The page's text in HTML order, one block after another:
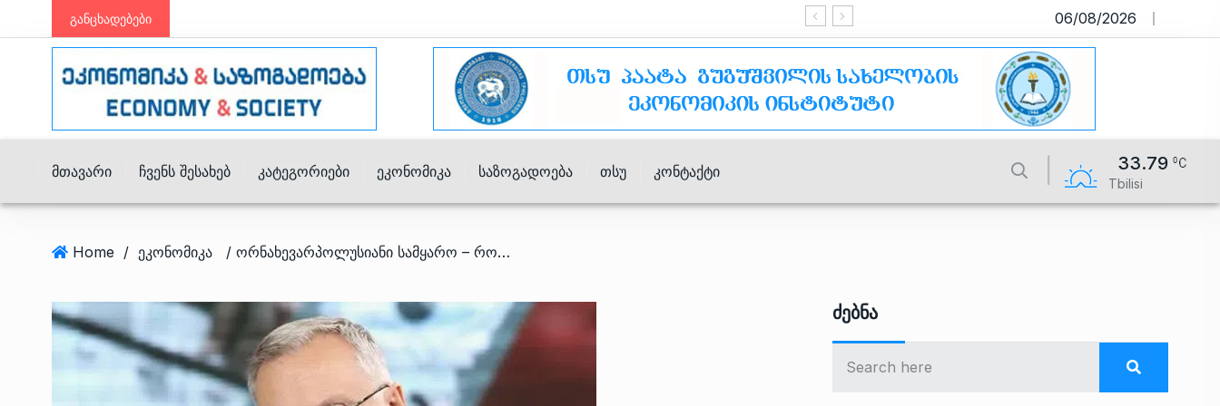
განცხადებები საიტი მუშაობს სატესტო რეჟიმში
06/08/2026
Მთავარი Ჩვენს Შესახებ Კატეგორიები Ეკონომიკა Საზოგადოება Თსუ Კონტაქტი 33.79
Tbilisi
Home / ეკონომიკა / ორნახევარპოლუსიანი სამყარო – როგორ ყალიბდება ახალი საერთაშორისო წესრიგი?!
Ძებნა